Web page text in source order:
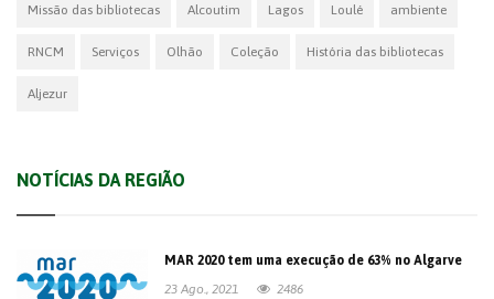
Missão das bibliotecas Alcoutim Lagos Loulé ambiente
RNCM Serviços Olhão Coleção História das bibliotecas
Aljezur
NOTÍCIAS DA REGIÃO
MAR 2020 tem uma execução de 63% no Algarve
23 Ago., 2021
2486